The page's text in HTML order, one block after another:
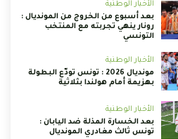
الأخبار الوطنية
بعد أسبوع من الخروج من المونديال :
رونار ينهي تجربته مع المنتخب
التونسي
الأخبار الوطنية
مونديال 2026 : تونس تودّع البطولة
بهزيمة أمام هولندا بثلاثية
الأخبار الوطنية
بعد الخسارة المذلة ضد اليابان :
تونس ثالث مغادري المونديال